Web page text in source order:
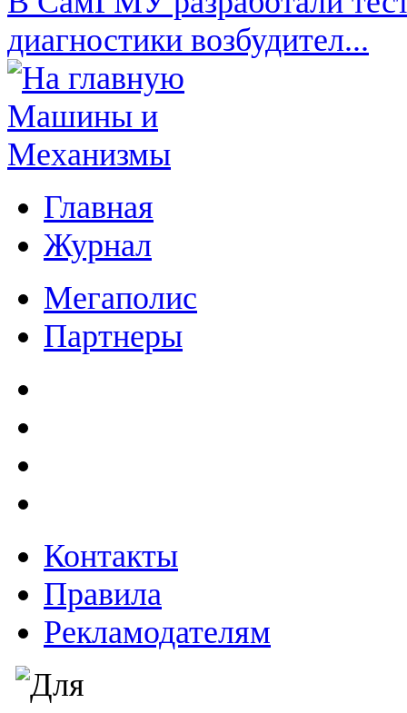
диагностики возбудител...
Главная
Журнал
Мегаполис
Партнеры
Контакты
Правила
Рекламодателям